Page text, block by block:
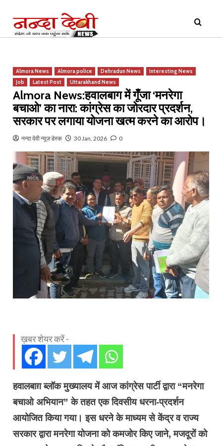
content
Menu
Almora News Almora police Dehradun News
Interesting News
Job
Latest Post Uttarakhand News
Almora News:हवालबाग में गूँजा ‘मनरेगा
बचाओ’ का नारा: कांग्रेस का जोरदार प्रदर्शन,
सरकार पर लगाया योजना खत्म करने का आरोप।
नन्दा देवी न्यूज़ डेस्क 30 Jan, 2026 0
ख़बर शेयर करें -
हवालबाग़ ब्लॉक मुख्यालय में आज कांग्रेस पार्टी द्वारा “मनरेगा
बचाओ अभियान” के तहत एक दिवसीय धरना-प्रदर्शन
आयोजित किया गया। इस धरने के माध्यम से केंद्र व राज्य
सरकार द्वारा मनरेगा योजना को कमजोर किए जाने, मजदूरों को